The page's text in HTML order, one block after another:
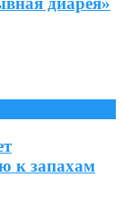
к запахам